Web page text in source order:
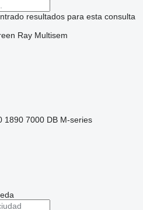
resultados para esta consulta
Ray Multisem
1890 7000 DB M-series